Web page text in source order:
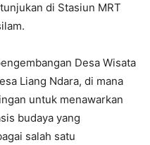
di Stasiun MRT
Desa Wisata
Liang Ndara, di mana
untuk menawarkan
budaya yang
salah satu